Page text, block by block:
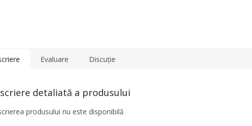
Evaluare Discuţie
detaliată a produsului
produsului nu este disponibilă